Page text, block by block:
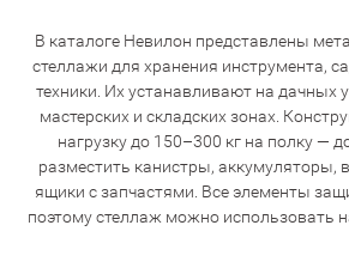
В каталоге Невилон представлены
стеллажи для хранения инструмента,
техники. Их устанавливают на дачных
мастерских и складских зонах.
нагрузку до 150–300 кг на полку —
разместить канистры, аккумуляторы,
ящики с запчастями. Все элементы
поэтому стеллаж можно использовать